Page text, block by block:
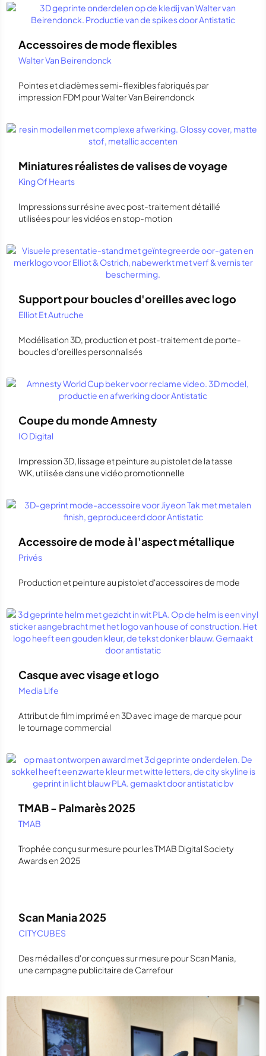
Accessoires de mode flexibles
Walter Van Beirendonck
Pointes et diadèmes semi-flexibles fabriqués par
impression FDM pour Walter Van Beirendonck
Miniatures réalistes de valises de voyage
King Of Hearts
Impressions sur résine avec post-traitement détaillé
utilisées pour les vidéos en stop-motion
Support pour boucles d'oreilles avec logo
Elliot Et Autruche
Modélisation 3D, production et post-traitement de porte-
boucles d'oreilles personnalisés
Coupe du monde Amnesty
IO Digital
Impression 3D, lissage et peinture au pistolet de la tasse
WK, utilisée dans une vidéo promotionnelle
Accessoire de mode à l'aspect métallique
Privés
Production et peinture au pistolet d'accessoires de mode
Casque avec visage et logo
Media Life
Attribut de film imprimé en 3D avec image de marque pour
le tournage commercial
TMAB - Palmarès 2025
TMAB
Trophée conçu sur mesure pour les TMAB Digital Society
Awards en 2025
Scan Mania 2025
CITYCUBES
Des médailles d'or conçues sur mesure pour Scan Mania,
une campagne publicitaire de Carrefour